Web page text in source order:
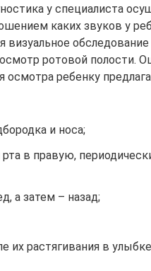
у специалиста
каких звуков у
обследование
ротовой полости.
осмотра ребенку
и носа;
в правую,
а затем – назад;
их растягивания в